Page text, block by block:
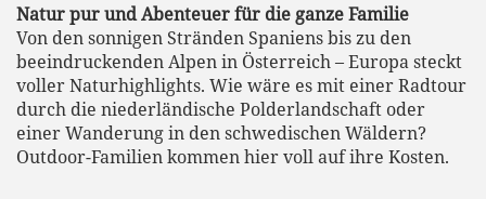
Natur pur und Abenteuer für die ganze Familie
Von den sonnigen Stränden Spaniens bis zu den
beeindruckenden Alpen in Österreich – Europa steckt
voller Naturhighlights. Wie wäre es mit einer Radtour
durch die niederländische Polderlandschaft oder
einer Wanderung in den schwedischen Wäldern?
Outdoor-Familien kommen hier voll auf ihre Kosten.